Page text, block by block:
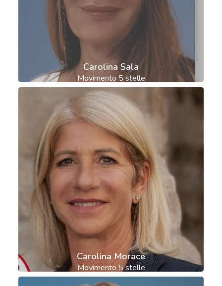
Carolina Sala
Movimento 5 stelle
Carolina Morace
Movimento 5 stelle